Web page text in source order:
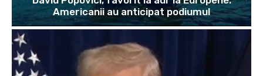
Americanii au anticipat podiumul